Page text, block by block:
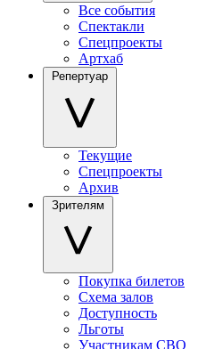
Все события
Спектакли
Спецпроекты
Артхаб
Репертуар
Текущие
Спецпроекты
Архив
Зрителям
Покупка билетов
Схема залов
Доступность
Льготы
Участникам СВО